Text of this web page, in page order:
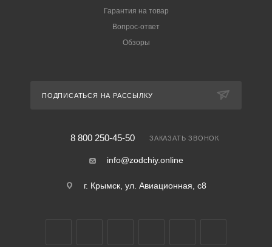
Гарантия на товар
Вопрос-ответ
Обзоры
ПОДПИСАТЬСЯ НА РАССЫЛКУ
8 800 250-45-50 ЗАКАЗАТЬ ЗВОНОК
info@zodchiy.online
г. Крымск, ул. Авиационная, с8